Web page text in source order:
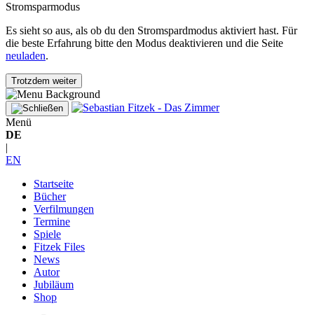
Stromsparmodus
Es sieht so aus, als ob du den Stromspardmodus aktiviert hast. Für
die beste Erfahrung bitte den Modus deaktivieren und die Seite
neuladen.
Trotzdem weiter
Menü
DE
|
EN
Startseite
Bücher
Verfilmungen
Termine
Spiele
Fitzek Files
News
Autor
Jubiläum
Shop